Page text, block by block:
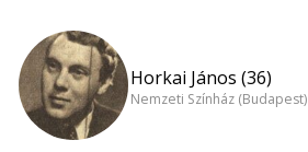
Horkai János (36)
Nemzeti Színház (Budapest)